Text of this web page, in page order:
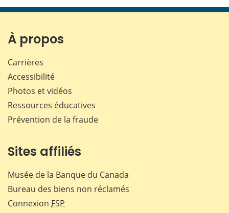
page page page page
À propos
Carrières
Accessibilité
Photos et vidéos
Ressources éducatives
Prévention de la fraude
Sites affiliés
Musée de la Banque du Canada
Bureau des biens non réclamés
Connexion FSP